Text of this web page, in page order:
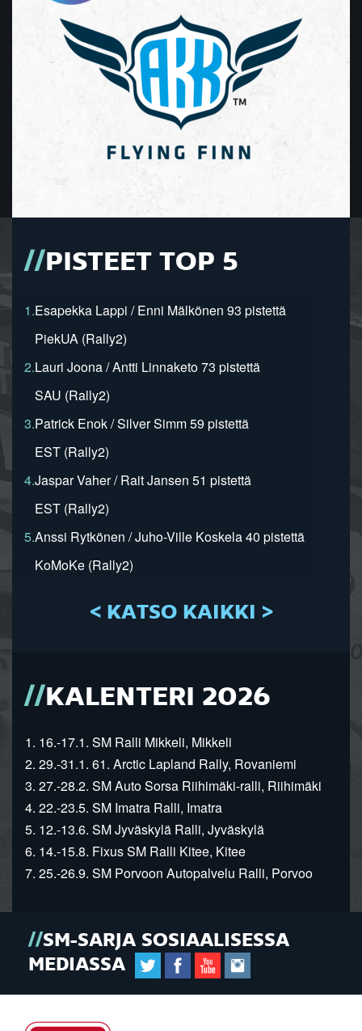
PISTEET TOP 5
1.Esapekka Lappi / Enni Mälkönen 93 pistettä
PiekUA (Rally2)
2.Lauri Joona / Antti Linnaketo 73 pistettä
SAU (Rally2)
3.Patrick Enok / Silver Simm 59 pistettä
EST (Rally2)
4.Jaspar Vaher / Rait Jansen 51 pistettä
EST (Rally2)
5.Anssi Rytkönen / Juho-Ville Koskela 40 pistettä
KoMoKe (Rally2)
< KATSO KAIKKI >
KALENTERI 2026
1. 16.-17.1. SM Ralli Mikkeli, Mikkeli
2. 29.-31.1. 61. Arctic Lapland Rally, Rovaniemi
3. 27.-28.2. SM Auto Sorsa Riihimäki-ralli, Riihimäki
4. 22.-23.5. SM Imatra Ralli, Imatra
5. 12.-13.6. SM Jyväskylä Ralli, Jyväskylä
6. 14.-15.8. Fixus SM Ralli Kitee, Kitee
7. 25.-26.9. SM Porvoon Autopalvelu Ralli, Porvoo
SM-SARJA SOSIAALISESSA
MEDIASSA